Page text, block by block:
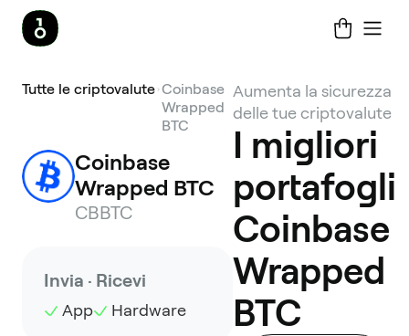
Tutte le criptovalute Coinbase
Wrapped
BTC
Coinbase
Wrapped BTC
CBBTC
Invia · Ricevi
App Hardware
Aumenta la sicurezza
delle tue criptovalute
I migliori
portafogli
Coinbase
Wrapped
BTC